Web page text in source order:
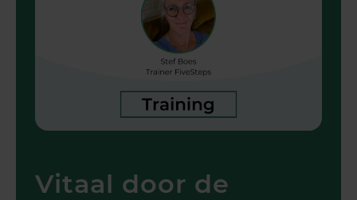
Vitaal door de